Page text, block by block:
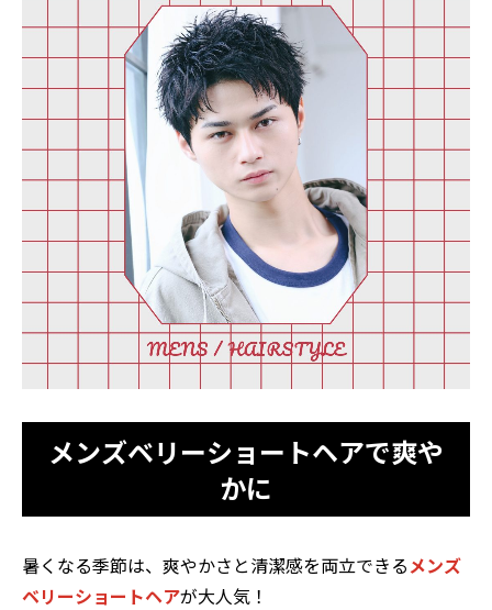
メンズベリーショートヘアで爽や
かに
暑くなる季節は、爽やかさと清潔感を両立できるメンズ
ベリーショートヘアが大人気！